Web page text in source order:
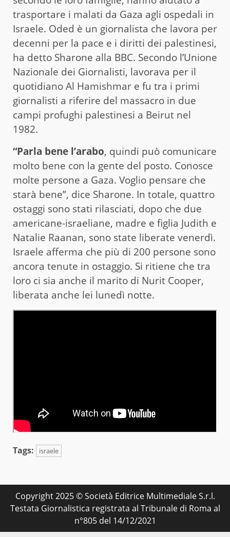
trasportare i malati da Gaza agli ospedali in
Israele. Oded è un giornalista che lavora per
decenni per la pace e i diritti dei palestinesi,
ha detto Sharone alla BBC. Secondo l’Unione
Nazionale dei Giornalisti, lavorava per il
quotidiano Al Hamishmar e fu tra i primi
giornalisti a riferire del massacro in due
campi profughi palestinesi a Beirut nel
1982.
“Parla bene l’arabo, quindi può comunicare
molto bene con la gente del posto. Conosce
molte persone a Gaza. Voglio pensare che
starà bene”, dice Sharone. In totale, quattro
ostaggi sono stati rilasciati, dopo che due
americane-israeliane, madre e figlia Judith e
Natalie Raanan, sono state liberate venerdì.
Israele afferma che più di 200 persone sono
ancora tenute in ostaggio. Si ritiene che tra
loro ci sia anche il marito di Nurit Cooper,
liberata anche lei lunedì notte.
Tags: israele
Copyright 2025 © Società Editrice Multimediale S.r.l.
Testata Giornalistica registrata al Tribunale di Roma al
n°805 del 14/12/2021